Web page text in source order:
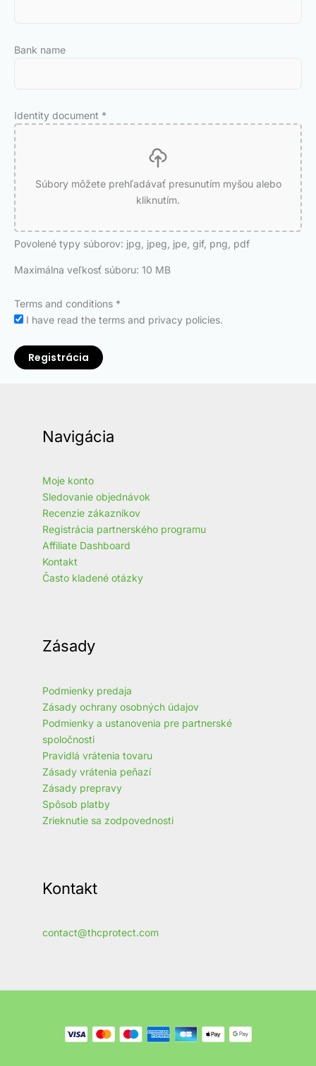
Bank name
Identity document *
Súbory môžete prehľadávať presunutím myšou alebo
kliknutím.
Povolené typy súborov: jpg, jpeg, jpe, gif, png, pdf
Maximálna veľkosť súboru: 10 MB
Terms and conditions *
I have read the terms and privacy policies.
Registrácia
Navigácia
Moje konto
Sledovanie objednávok
Recenzie zákazníkov
Registrácia partnerského programu
Affiliate Dashboard
Kontakt
Často kladené otázky
Zásady
Podmienky predaja
Zásady ochrany osobných údajov
Podmienky a ustanovenia pre partnerské
spoločnosti
Pravidlá vrátenia tovaru
Zásady vrátenia peňazí
Zásady prepravy
Spôsob platby
Zrieknutie sa zodpovednosti
Kontakt
contact@thcprotect.com